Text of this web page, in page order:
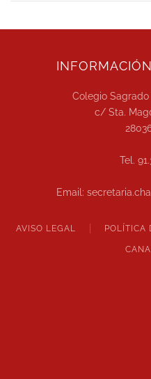
Colegio
c/ Sta.
Tel.
Email:
AVISO LEGAL POLÍTICA